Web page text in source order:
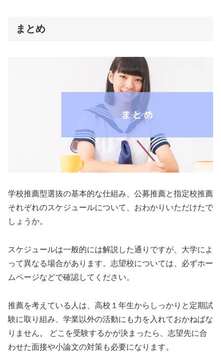
まとめ
学校推薦型選抜の基本的な仕組み、公募推薦と指定校推薦
それぞれのスケジュールについて、おわかりいただけたで
しょうか。
スケジュールは一般的には解説した通りですが、大学によ
って異なる場合があります。志望校については、必ずホー
ムページなどで確認してください。
推薦を考えている人は、高校１年生からしっかりと定期試
験に取り組み、学業以外の活動にも力を入れておかねばな
りません。 どこを受験するかが決まったら、志望先に合
わせた面接や小論文の対策も必要になります。